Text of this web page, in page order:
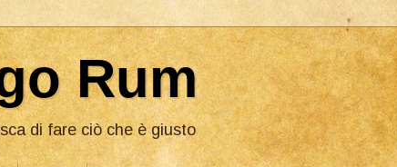
Rum
di fare ciò che è giusto